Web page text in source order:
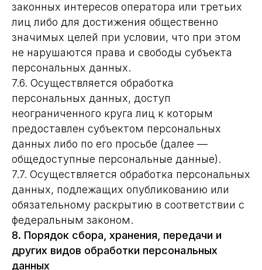
законных интересов оператора или третьих
лиц либо для достижения общественно
значимых целей при условии, что при этом
не нарушаются права и свободы субъекта
персональных данных.
7.6. Осуществляется обработка
персональных данных, доступ
неограниченного круга лиц к которым
предоставлен субъектом персональных
данных либо по его просьбе (далее —
общедоступные персональные данные).
7.7. Осуществляется обработка персональных
данных, подлежащих опубликованию или
обязательному раскрытию в соответствии с
федеральным законом.
8. Порядок сбора, хранения, передачи и
других видов обработки персональных
данных